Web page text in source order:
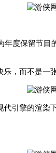
保留节目
，而不是一张
擎的渲染